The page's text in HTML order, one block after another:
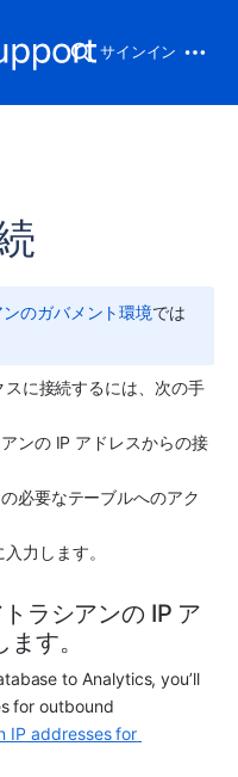
サインイン
のガバメント環境では
スに接続するには、次の手
ンの IP アドレスからの接
必要なテーブルへのアク
力します。
ラシアンの IP ア
す。
to Analytics, you’ll
for outbound
IP addresses for